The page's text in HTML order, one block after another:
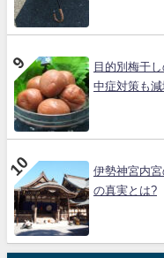
目的別梅干
中症対策も
伊勢神宮内
の真実とは?